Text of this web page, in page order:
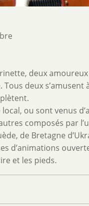
deux
deux
ou sont venus
composés par
de Bretagne
d’animations
et les pieds.